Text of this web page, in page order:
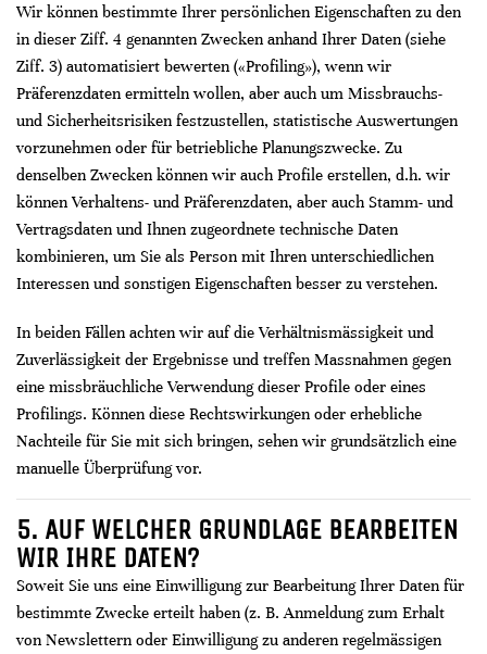
Wir können bestimmte Ihrer persönlichen Eigenschaften zu den
in dieser Ziff. 4 genannten Zwecken anhand Ihrer Daten (siehe
Ziff. 3) automatisiert bewerten («Profiling»), wenn wir
Präferenzdaten ermitteln wollen, aber auch um Missbrauchs-
und Sicherheitsrisiken festzustellen, statistische Auswertungen
vorzunehmen oder für betriebliche Planungszwecke. Zu
denselben Zwecken können wir auch Profile erstellen, d.h. wir
können Verhaltens- und Präferenzdaten, aber auch Stamm- und
Vertragsdaten und Ihnen zugeordnete technische Daten
kombinieren, um Sie als Person mit Ihren unterschiedlichen
Interessen und sonstigen Eigenschaften besser zu verstehen.
In beiden Fällen achten wir auf die Verhältnismässigkeit und
Zuverlässigkeit der Ergebnisse und treffen Massnahmen gegen
eine missbräuchliche Verwendung dieser Profile oder eines
Profilings. Können diese Rechtswirkungen oder erhebliche
Nachteile für Sie mit sich bringen, sehen wir grundsätzlich eine
manuelle Überprüfung vor.
5. AUF WELCHER GRUNDLAGE BEARBEITEN
WIR IHRE DATEN?
Soweit Sie uns eine Einwilligung zur Bearbeitung Ihrer Daten für
bestimmte Zwecke erteilt haben (z. B. Anmeldung zum Erhalt
von Newslettern oder Einwilligung zu anderen regelmässigen